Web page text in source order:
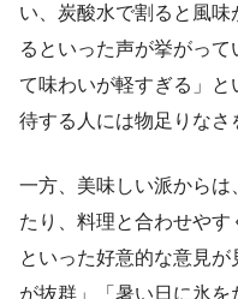
い、炭酸水で割ると風
るといった声が挙がっ
て味わいが軽すぎる」
待する人には物足りなさ
一方、美味しい派からは
たり、料理と合わせや
といった好意的な意見
が抜群」「暑い日に氷